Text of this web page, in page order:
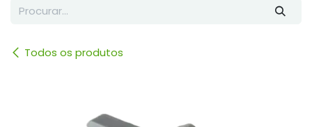
Todos os produtos